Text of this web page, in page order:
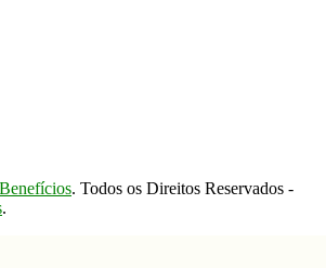
. Todos os Direitos Reservados -
.